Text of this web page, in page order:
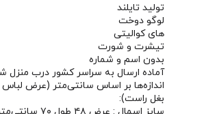
تولید تایلند
لوگو دوخت
های کوالیتی
تیشرت و شورت
بدون اسم و شماره
آماده ارسال به سراسر کشور درب منزل
اندازه‌ها بر اساس سانتی‌متر (عرض لباس
بغل راست):